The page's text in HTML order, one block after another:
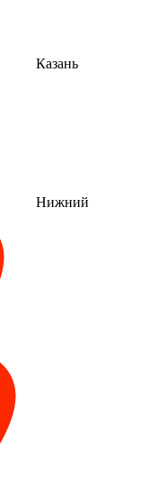
Казань
Нижний